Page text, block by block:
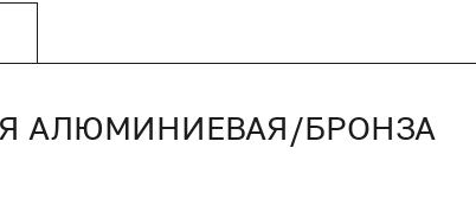
АЛЮМИНИЕВАЯ/БРОНЗА